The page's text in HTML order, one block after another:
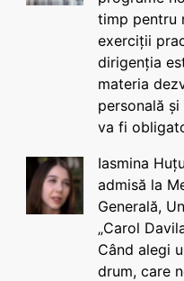
timp pentru
exerciții
dirigenția
materia
personală
va fi
Iasmina
admisă la
Generală,
„Carol
Când alegi
drum, care